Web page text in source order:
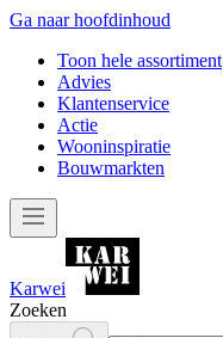
Ga naar hoofdinhoud
Toon hele assortiment
Advies
Klantenservice
Actie
Wooninspiratie
Bouwmarkten
Karwei
Zoeken